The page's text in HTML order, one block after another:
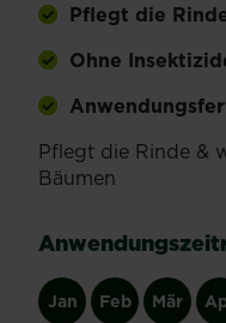
Pflegt die
Ohne
Pflegt die Rinde &
Bäumen
Jan Feb Mär